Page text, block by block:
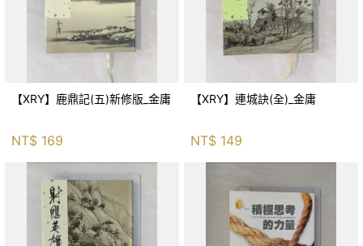
【XRY】鹿鼎記(五)新修版_金庸
NT$ 169
【XRY】連城訣(全)_金庸
NT$ 149